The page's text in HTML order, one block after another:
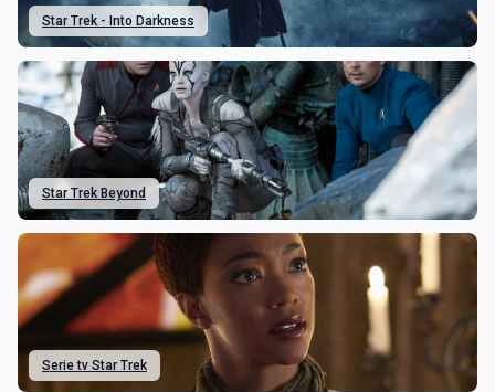
Star Trek - Into Darkness
Star Trek Beyond
Serie tv Star Trek